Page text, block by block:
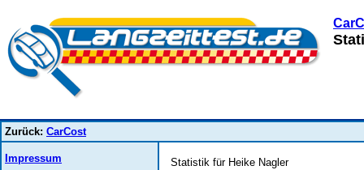
Zurück: CarCost
Impressum
Statistik für Heike Nagler